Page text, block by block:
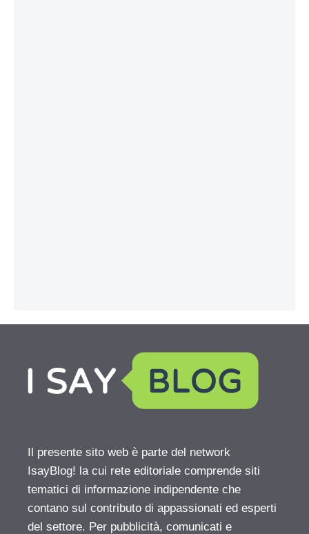
Il presente sito web è parte del network
IsayBlog! la cui rete editoriale comprende siti
tematici di informazione indipendente che
contano sul contributo di appassionati ed esperti
del settore. Per pubblicità, comunicati e